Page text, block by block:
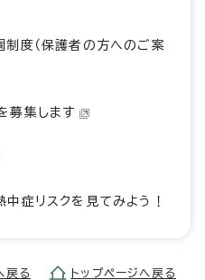
度（保護者の方へのご案
募集します
症リスクを見てみよう！
戻る トップページへ戻る